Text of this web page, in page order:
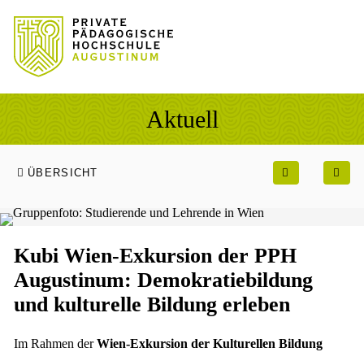
Sprung zum Hauptinhalt
Sprung zur Fusszeile
Aktuell
ÜBERSICHT
Kubi Wien-Exkursion der PPH
Augustinum: Demokratiebildung
und kulturelle Bildung erleben
Im Rahmen derWien-Exkursion der Kulturellen Bildung